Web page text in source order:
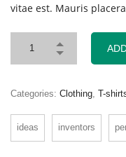
vitae est. Mauris
Categories: Clothing T-
ideas inventors